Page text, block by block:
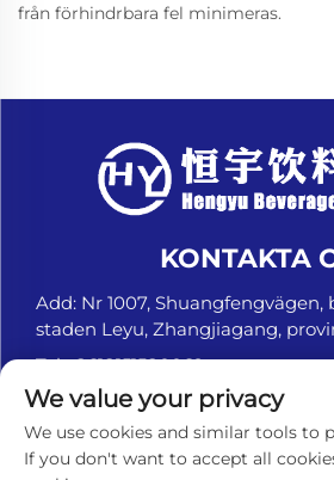
från förhindrbara fel minimeras.
KONTAKTA
Add: Nr 1007, Shuangfengvägen,
staden Leyu, Zhangjiagang,
Tel:+8618151580069
E-post: [email protected]
We value your privacy
We use cookies and similar tools to
If you don't want to accept all